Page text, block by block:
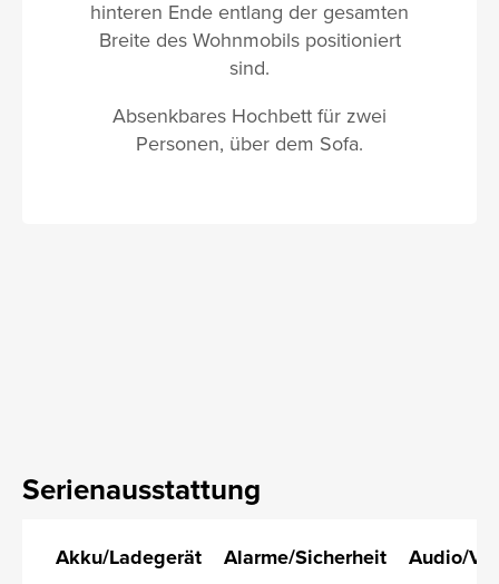
hinteren Ende entlang der gesamten
Breite des Wohnmobils positioniert
sind.
Absenkbares Hochbett für zwei
Personen, über dem Sofa.
Serienausstattung
Akku/Ladegerät Alarme/Sicherheit Audio/